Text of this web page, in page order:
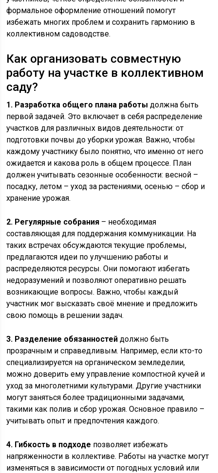
формальное оформление отношений помогут
избежать многих проблем и сохранить гармонию в
коллективном садоводстве.
Как организовать совместную
работу на участке в коллективном
саду?
1. Разработка общего плана работы должна быть
первой задачей. Это включает в себя распределение
участков для различных видов деятельности: от
подготовки почвы до уборки урожая. Важно, чтобы
каждому участнику было понятно, что именно от него
ожидается и какова роль в общем процессе. План
должен учитывать сезонные особенности: весной –
посадку, летом – уход за растениями, осенью – сбор и
хранение урожая.
2. Регулярные собрания – необходимая
составляющая для поддержания коммуникации. На
таких встречах обсуждаются текущие проблемы,
предлагаются идеи по улучшению работы и
распределяются ресурсы. Они помогают избегать
недоразумений и позволяют оперативно решать
возникающие вопросы. Важно, чтобы каждый
участник мог высказать своё мнение и предложить
свою помощь в решении задач.
3. Разделение обязанностей должно быть
прозрачным и справедливым. Например, если кто-то
специализируется на органическом земледелии,
можно доверить ему управление компостной кучей и
уход за многолетними культурами. Другие участники
могут заняться более традиционными задачами,
такими как полив и сбор урожая. Основное правило –
учитывать опыт и предпочтения каждого.
4. Гибкость в подходе позволяет избежать
напряженности в коллективе. Работы на участке могут
изменяться в зависимости от погодных условий или